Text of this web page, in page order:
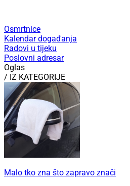
Osmrtnice
Kalendar događanja
Radovi u tijeku
Poslovni adresar
Oglas
/ IZ KATEGORIJE
Malo tko zna što zapravo znači